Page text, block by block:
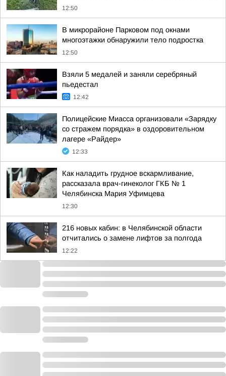
12:50
В микрорайоне Парковом под окнами
многоэтажки обнаружили тело подростка
12:50
Взяли 5 медалей и заняли серебряный
пьедестал
12:42
Полицейские Миасса организовали «Зарядку
со стражем порядка» в оздоровительном
лагере «Райдер»
12:33
Как наладить грудное вскармливание,
рассказала врач-гинеколог ГКБ № 1
Челябинска Мария Уфимцева
12:30
216 новых кабин: в Челябинской области
отчитались о замене лифтов за полгода
12:22